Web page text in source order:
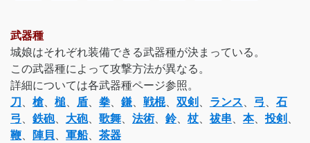
武器種
城娘はそれぞれ装備できる武器種が決まっている。
この武器種によって攻撃方法が異なる。
詳細については各武器種ページ参照。
刀、 槍、 槌、 盾、 拳、 鎌、 戦棍、 双剣、 ランス、 弓、 石
弓、 鉄砲、 大砲、 歌舞、 法術、 鈴、 杖、 祓串、 本、投剣、
鞭、 陣貝、 軍船、 茶器